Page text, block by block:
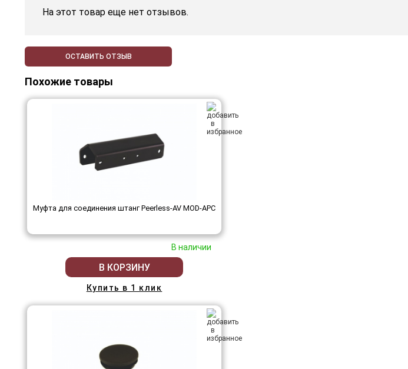
На этот товар еще нет отзывов.
ОСТАВИТЬ ОТЗЫВ
Похожие товары
Муфта для соединения штанг Peerless-AV MOD-APC
В наличии
В КОРЗИНУ
Купить в 1 клик